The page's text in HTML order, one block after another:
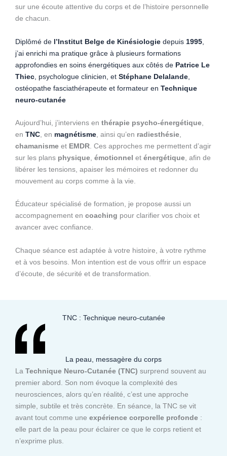
sur une écoute attentive du corps et de l’histoire personnelle
de chacun.
Diplômé de l’Institut Belge de Kinésiologie depuis 1995
j’ai enrichi ma pratique grâce à plusieurs formations
approfondies en soins énergétiques aux côtés de Patrice Le
Thiec , psychologue clinicien, et Stéphane Delalande
ostéopathe fasciathérapeute et formateur en Technique
neuro-cutanée
Aujourd’hui, j’interviens en thérapie psycho-énergétique
en TNC , en magnétisme , ainsi qu’en radiesthésie
chamanisme et EMDR . Ces approches me permettent d’agir
sur les plans physique émotionnel et énergétique , afin de
libérer les tensions, apaiser les mémoires et redonner du
mouvement au corps comme à la vie.
Éducateur spécialisé de formation, je propose aussi un
accompagnement en coaching pour clarifier vos choix et
avancer avec confiance.
Chaque séance est adaptée à votre histoire, à votre rythme
et à vos besoins. Mon intention est de vous offrir un espace
d’écoute, de sécurité et de transformation.
TNC : Technique neuro-cutanée
La peau, messagère du corps
La Technique Neuro-Cutanée (TNC) surprend souvent au
premier abord. Son nom évoque la complexité des
neurosciences, alors qu’en réalité, c’est une approche
simple, subtile et très concrète. En séance, la TNC se vit
avant tout comme une expérience corporelle profonde :
elle part de la peau pour éclairer ce que le corps retient et
n’exprime plus.